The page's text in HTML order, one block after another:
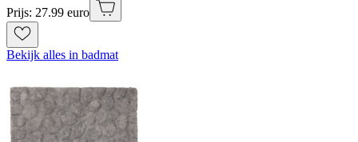
Prijs: 27.99 euro
Bekijk alles in badmat